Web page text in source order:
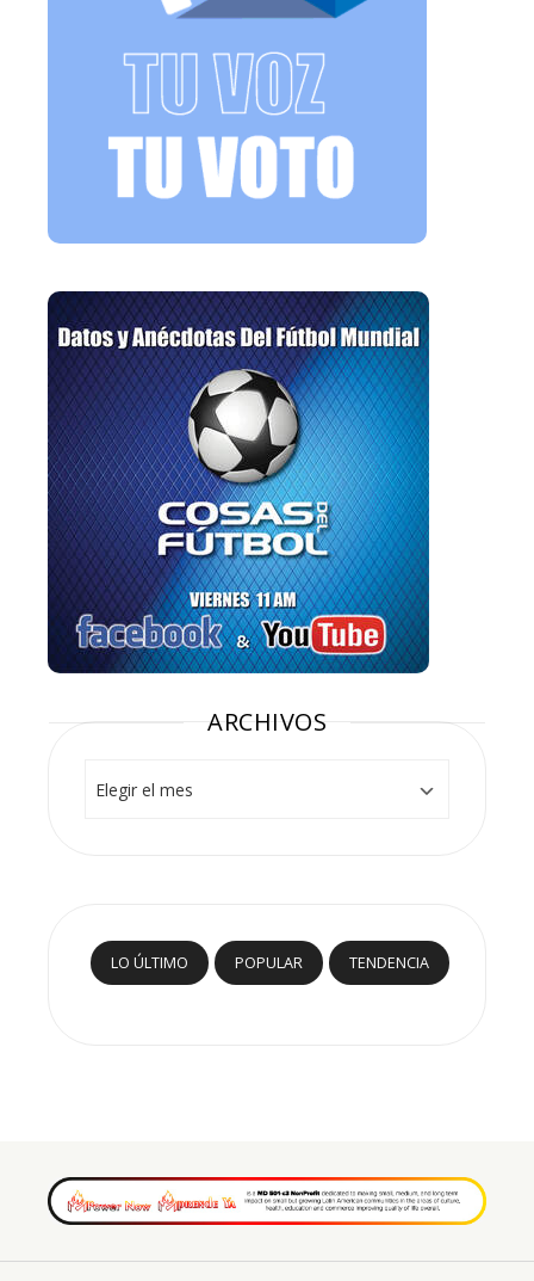
ARCHIVOS
LO ÚLTIMO POPULAR TENDENCIA